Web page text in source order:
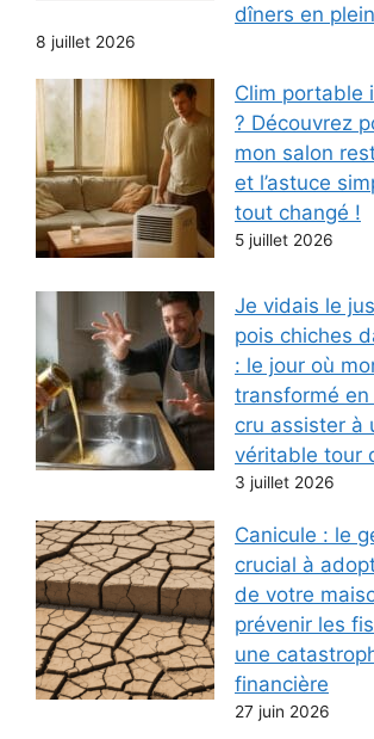
dîners en
8 juillet 2026
Clim portable
? Découvrez
mon salon
et l’astuce
tout changé !
5 juillet 2026
Je vidais le
pois chiches
: le jour où
transformé en
cru assister à
véritable tour
3 juillet 2026
Canicule : le
crucial à
de votre
prévenir les
une
financière
27 juin 2026